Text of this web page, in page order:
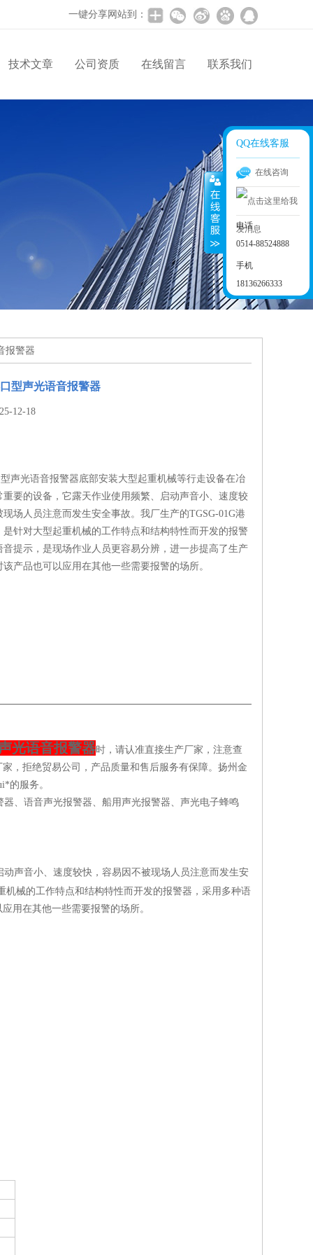
一键分享网站到：
技术文章 公司资质 在线留言 联系我们
报警器
型声光语音报警器
12-18
型声光语音报警器底部安装大型起重机械等行走设备在冶
重要的设备，它露天作业使用频繁、启动声音小、速度较
场人员注意而发生安全事故。我厂生产的TGSG-01G港
是针对大型起重机械的工作特点和结构特性而开发的报警
音提示，是现场作业人员更容易分辨，进一步提高了生产
产品也可以应用在其他一些需要报警的场所。
光语音报警器时，请认准直接生产厂家，注意查
，拒绝贸易公司，产品质量和售后服务有保障。扬州金
的服务。
、语音声光报警器、船用声光报警器、声光电子蜂鸣
声音小、速度较快，容易因不被现场人员注意而发生安
机械的工作特点和结构特性而开发的报警器，采用多种语
用在其他一些需要报警的场所。
QQ在线客服
在线咨询
电话
0514-88524888
手机
18136266333